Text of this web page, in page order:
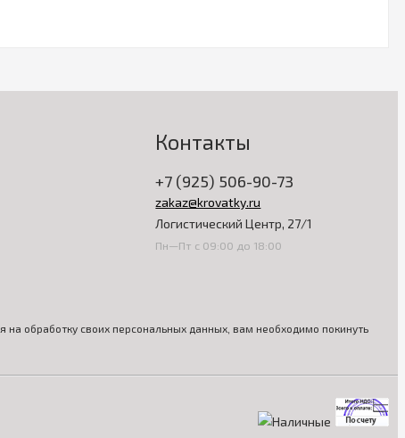
Контакты
+7 (925) 506-90-73
zakaz@krovatky.ru
Логистический Центр, 27/1
Пн—Пт с 09:00 до 18:00
на обработку своих персональных данных, вам необходимо покинуть